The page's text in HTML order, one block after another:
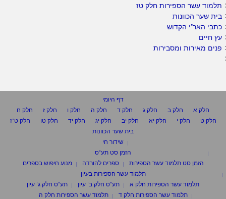
תלמוד עשר הספירות חלק טז
בית שער הכוונות
כתבי האר"י הקדוש
עץ חיים
פנים מאירות ומסבירות
דף היומי
חלק א
חלק ב חלק ג חלק ד חלק ה חלק ו חלק ז
חלק ח
חלק ט
חלק י חלק יא חלק יב חלק יג חלק יד חלק טו
חלק ט"ז
בית שער הכוונות
שידור חי
הזמן סט תע"ס
הזמן סט תלמוד עשר הספירות
ספרים להורדה
מנוע חיפוש בספרים
תלמוד עשר הספירות בעיון
תלמוד עשר הספירות חלק א
תע"ס חלק ב' עיון
תע"ס חלק ג' עיון
תלמוד עשר הספירות חלק ד
תלמוד עשר הספירות חלק ה